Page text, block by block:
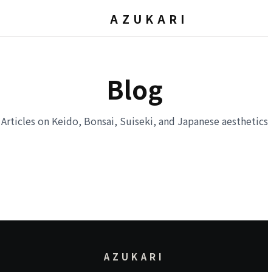
AZUKARI
Blog
Articles on Keido, Bonsai, Suiseki, and Japanese aesthetics
AZUKARI